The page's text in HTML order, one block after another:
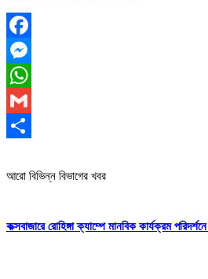
Facebook
Messenger
WhatsApp
Gmail
আরো বিভিন্ন বিভাগের খবর
কক্সবাজারে রোহিঙ্গা ক্যাম্পে মানবিক কার্যক্রম